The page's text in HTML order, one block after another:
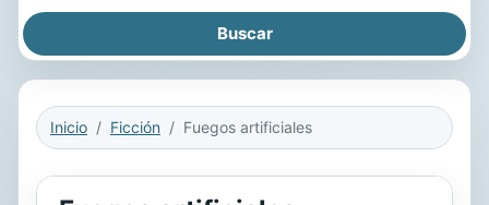
Inicio Ficción Fuegos artificiales